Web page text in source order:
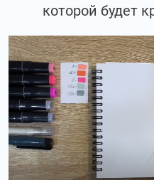
которой будет